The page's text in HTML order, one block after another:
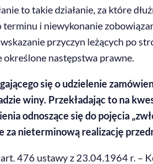
to takie działanie, za które
i niewykonanie
przyczyn leżących po
następstwa prawne.
się o udzielenie
winy. Przekładając to na
odnoszące się do pojęcia
za nieterminową realizację
476 ustawy z 23.04.1964 r. –